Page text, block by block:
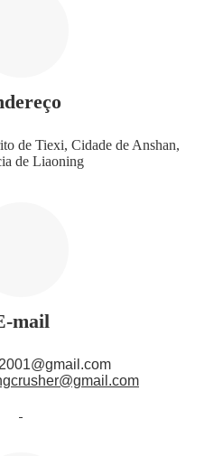
de Tiexi, Cidade de Anshan,
de Liaoning
mail